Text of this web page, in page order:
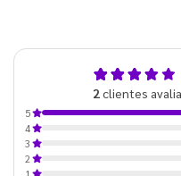
2clientes
5
4
3
2